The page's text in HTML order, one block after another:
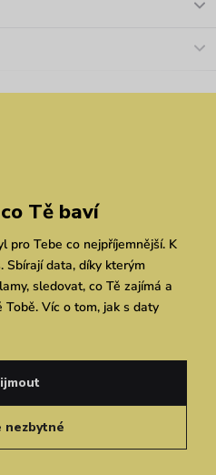
osobních údajů
Tě baví
pro Tebe co nejpříjemnější. K
Sbírají data, díky kterým
sledovat, co Tě zajímá a
Víc o tom, jak s daty
nezbytné